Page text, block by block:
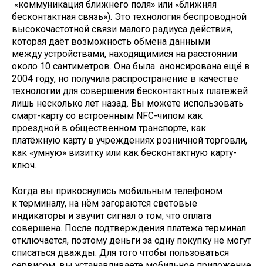
«коммуникация ближнего поля» или «ближняя
бесконтактная связь»). Это технология беспроводной
высокочастотной связи малого радиуса действия,
которая даёт возможность обмена данными
между устройствами, находящимися на расстоянии
около 10 сантиметров. Она была анонсирована ещё в
2004 году, но получила распространение в качестве
технологии для совершения бесконтактных платежей
лишь несколько лет назад. Вы можете использовать
смарт-карту со встроенным NFC-чипом как
проездной в общественном транспорте, как
платёжную карту в учреждениях розничной торговли,
как «умную» визитку или как бесконтактную карту-
ключ.
Когда вы прикоснулись мобильным телефоном
к терминалу, на нём загораются световые
индикаторы и звучит сигнал о том, что оплата
совершена. После подтверждения платежа терминал
отключается, поэтому деньги за одну покупку не могут
списаться дважды. Для того чтобы пользоваться